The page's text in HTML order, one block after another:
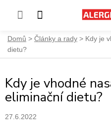
Přejít
obsah
Domů Články a rady
Kdy je
dietu?
Kdy je vhodné
eliminační dietu?
27.6.2022